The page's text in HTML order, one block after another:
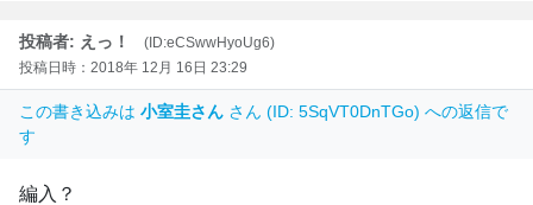
投稿者: えっ！
(ID:eCSwwHyoUg6)
投稿日時：2018年 12月 16日 23:29
この書き込みは 小室圭さん さん (ID: 5SqVT0DnTGo) への返信で
す
編入？